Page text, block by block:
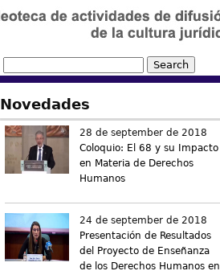
Novedades
28 de september de 2018
Coloquio: El 68 y su Impacto
en Materia de Derechos
Humanos
24 de september de 2018
Presentación de Resultados
del Proyecto de Enseñanza
de los Derechos Humanos en